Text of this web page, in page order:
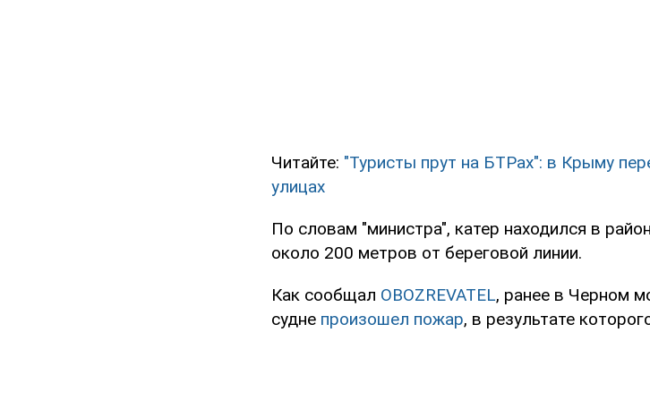
Читайте: "Туристы прут на БТРах": в Крыму
улицах
По словам "министра", катер находился в
около 200 метров от береговой линии.
Как сообщал OBOZREVATEL, ранее в Черном
судне произошел пожар, в результате